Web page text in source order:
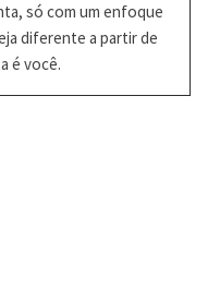
só com um enfoque
diferente a partir de
é você.